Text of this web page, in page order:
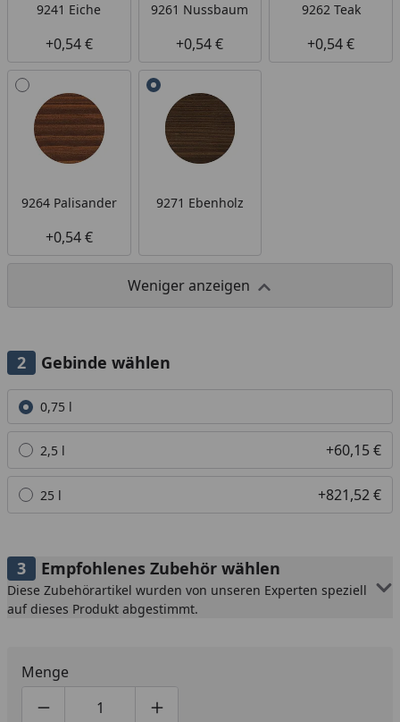
9241 Eiche
+0,54 €
9261 Nussbaum
+0,54 €
9262 Teak
+0,54 €
9264 Palisander
+0,54 €
9271 Ebenholz
Weniger anzeigen
Gebinde wählen
Alle anzeigen (3)
0,75 l
2,5 l +60,15 €
25 l +821,52 €
Empfohlenes Zubehör wählen
Diese Zubehörartikel wurden von unseren Experten speziell
auf dieses Produkt abgestimmt.
Menge
Produktmenge um eins verringern
Produktmenge manuell eingeben
Produktmenge um eins erhöhen